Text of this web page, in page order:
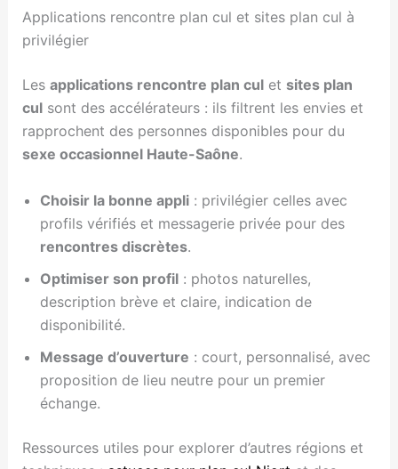
Applications rencontre plan cul et sites plan cul à
privilégier
Les applications rencontre plan culet sites plan
culsont des accélérateurs : ils filtrent les envies et
rapprochent des personnes disponibles pour du
sexe occasionnel Haute-Saône.
Choisir la bonne appli: privilégier celles avec
profils vérifiés et messagerie privée pour des
rencontres discrètes.
Optimiser son profil: photos naturelles,
description brève et claire, indication de
disponibilité.
Message d’ouverture : court, personnalisé, avec
proposition de lieu neutre pour un premier
échange.
Ressources utiles pour explorer d’autres régions et